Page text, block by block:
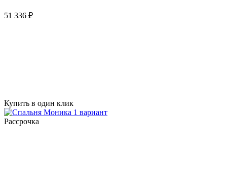
51 336 ₽
Купить в один клик
Рассрочка